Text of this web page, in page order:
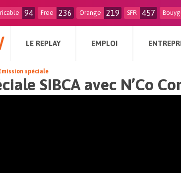
94 Free 236 Orange 219 SFR 457
LE REPLAY EMPLOI
spéciale
SIBCA avec N’Co